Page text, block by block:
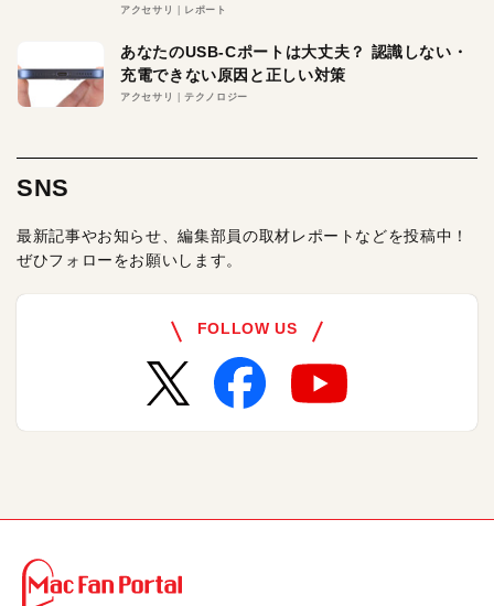
アクセサリ レポート
あなたのUSB-Cポートは大丈夫？ 認識しない・
充電できない原因と正しい対策
アクセサリ テクノロジー
SNS
最新記事やお知らせ、編集部員の取材レポートなどを投稿中！
ぜひフォローをお願いします。
FOLLOW US